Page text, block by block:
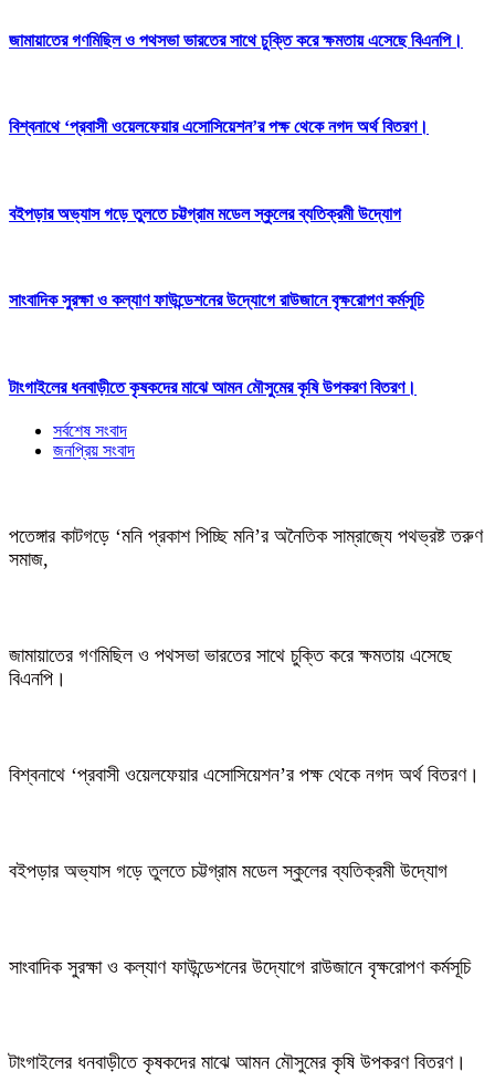
জামায়াতের গণমিছিল ও পথসভা ভারতের সাথে চুক্তি করে ক্ষমতায় এসেছে বিএনপি।
বিশ্বনাথে ‘প্রবাসী ওয়েলফেয়ার এসোসিয়েশন’র পক্ষ থেকে নগদ অর্থ বিতরণ।
বইপড়ার অভ্যাস গড়ে তুলতে চট্টগ্রাম মডেল স্কুলের ব্যতিক্রমী উদ্যোগ
সাংবাদিক সুরক্ষা ও কল্যাণ ফাউন্ডেশনের উদ্যোগে রাউজানে বৃক্ষরোপণ কর্মসূচি
টাংগাইলের ধনবাড়ীতে কৃষকদের মাঝে আমন মৌসুমের কৃষি উপকরণ বিতরণ।
সর্বশেষ সংবাদ
জনপ্রিয় সংবাদ
পতেঙ্গার কাটগড়ে ‘মনি প্রকাশ পিচ্ছি মনি’র অনৈতিক সাম্রাজ্যে পথভ্রষ্ট তরুণ
সমাজ,
জামায়াতের গণমিছিল ও পথসভা ভারতের সাথে চুক্তি করে ক্ষমতায় এসেছে
বিএনপি।
বিশ্বনাথে ‘প্রবাসী ওয়েলফেয়ার এসোসিয়েশন’র পক্ষ থেকে নগদ অর্থ বিতরণ।
বইপড়ার অভ্যাস গড়ে তুলতে চট্টগ্রাম মডেল স্কুলের ব্যতিক্রমী উদ্যোগ
সাংবাদিক সুরক্ষা ও কল্যাণ ফাউন্ডেশনের উদ্যোগে রাউজানে বৃক্ষরোপণ কর্মসূচি
টাংগাইলের ধনবাড়ীতে কৃষকদের মাঝে আমন মৌসুমের কৃষি উপকরণ বিতরণ।